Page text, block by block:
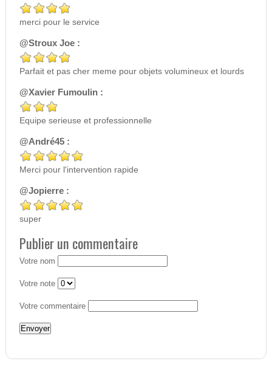
merci pour le service
@Stroux Joe :
Parfait et pas cher meme pour objets volumineux et lourds
@Xavier Fumoulin :
Equipe serieuse et professionnelle
@André45 :
Merci pour l'intervention rapide
@Jopierre :
super
Publier un commentaire
Votre nom
Votre note
Votre commentaire